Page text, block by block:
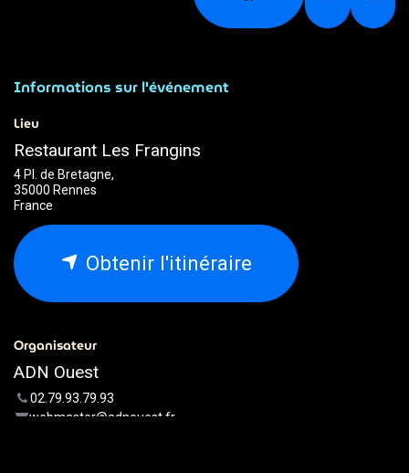
Informations sur l'événement
Lieu
Restaurant Les Frangins
4 Pl. de Bretagne,
35000 Rennes
France
Obtenir l'itinéraire
Organisateur
ADN Ouest
02.79.93.79.93
webmaster@adnouest.fr